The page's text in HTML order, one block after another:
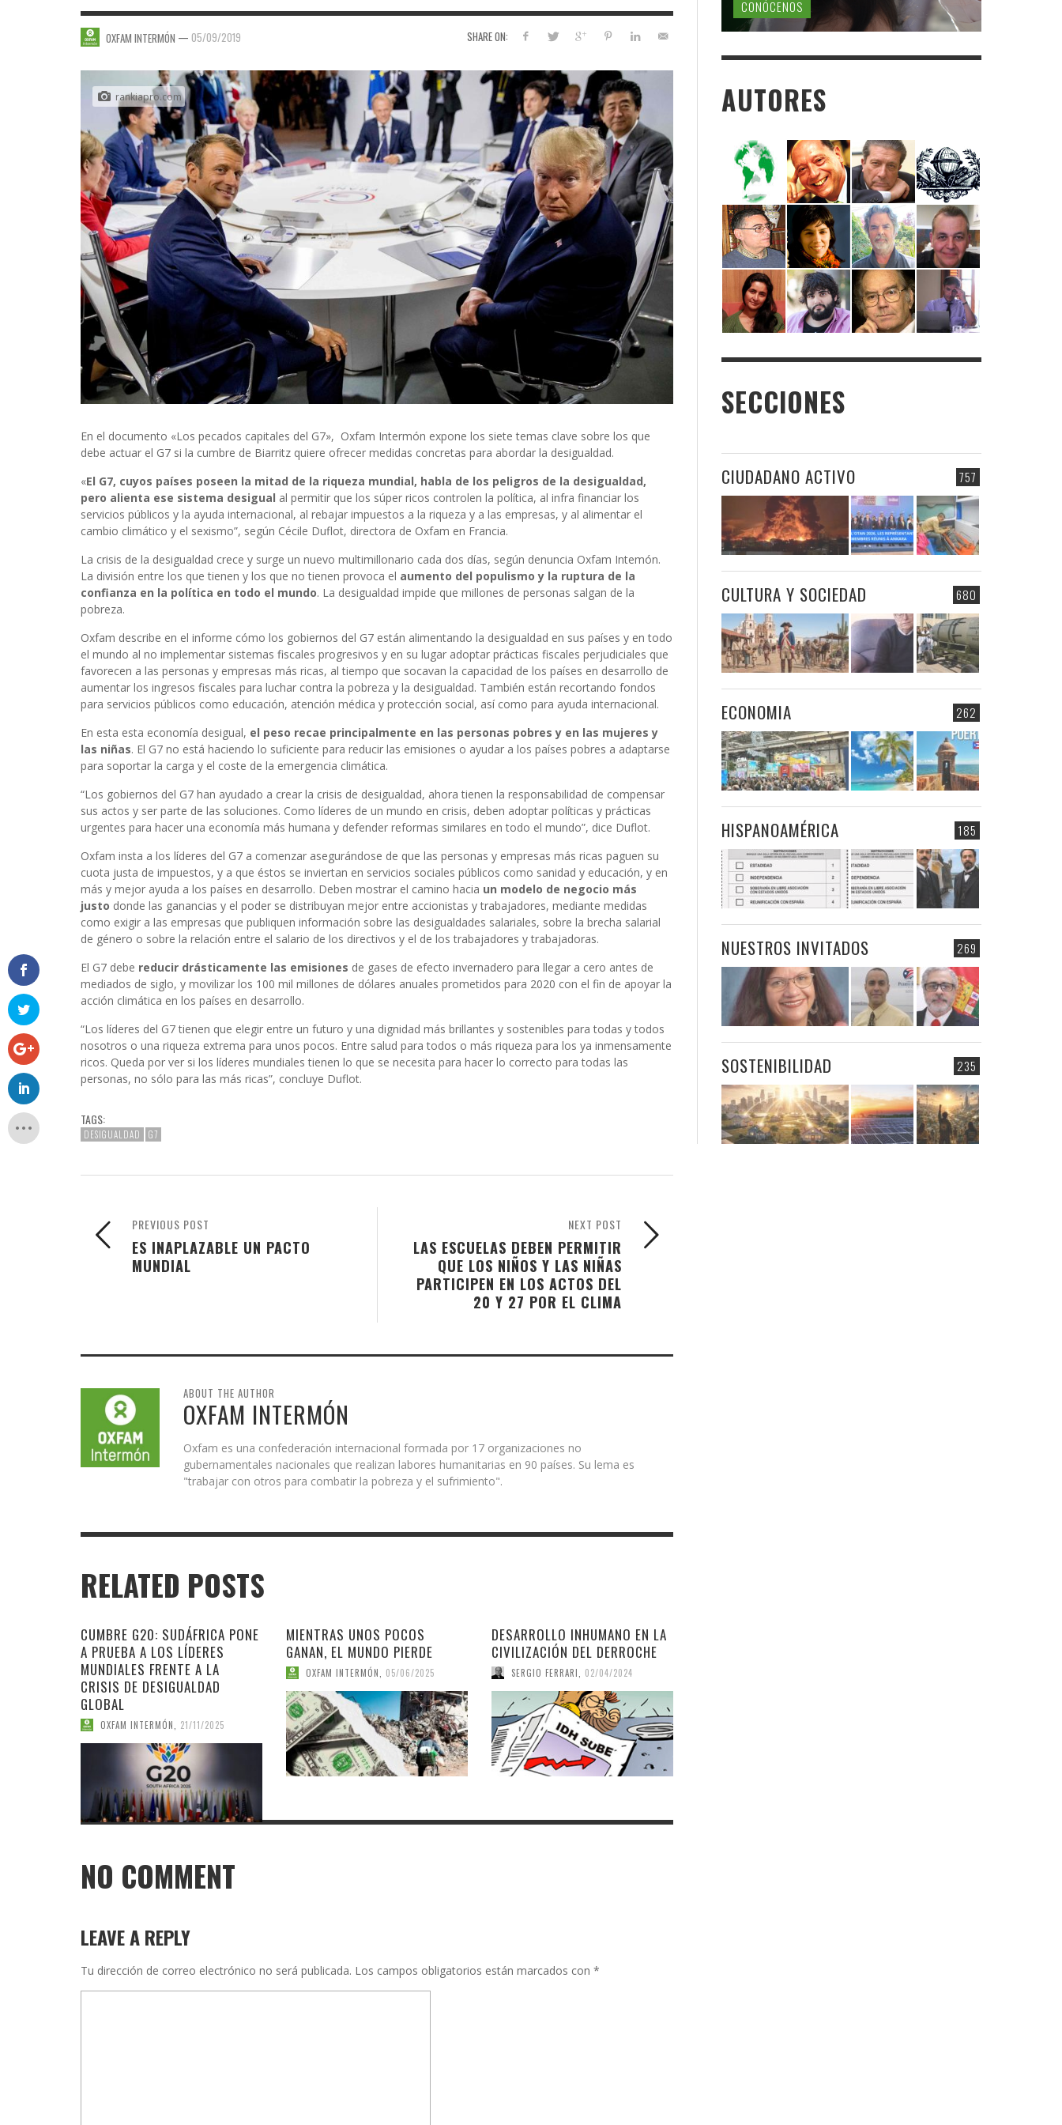
SHARE ON:
OXFAM INTERMÓN — 05/09/2019
rankiapro.com
En el documento «Los pecados capitales del G7», Oxfam Intermón expone los siete temas clave sobre los que
debe actuar el G7 si la cumbre de Biarritz quiere ofrecer medidas concretas para abordar la desigualdad.
«El G7, cuyos países poseen la mitad de la riqueza mundial, habla de los peligros de la desigualdad,
pero alienta ese sistema desigual al permitir que los súper ricos controlen la política, al infra financiar los
servicios públicos y la ayuda internacional, al rebajar impuestos a la riqueza y a las empresas, y al alimentar el
cambio climático y el sexismo”, según Cécile Duflot, directora de Oxfam en Francia.
La crisis de la desigualdad crece y surge un nuevo multimillonario cada dos días, según denuncia Oxfam Intemón.
La división entre los que tienen y los que no tienen provoca el aumento del populismo y la ruptura de la
confianza en la política en todo el mundo. La desigualdad impide que millones de personas salgan de la
pobreza.
Oxfam describe en el informe cómo los gobiernos del G7 están alimentando la desigualdad en sus países y en todo
el mundo al no implementar sistemas fiscales progresivos y en su lugar adoptar prácticas fiscales perjudiciales que
favorecen a las personas y empresas más ricas, al tiempo que socavan la capacidad de los países en desarrollo de
aumentar los ingresos fiscales para luchar contra la pobreza y la desigualdad. También están recortando fondos
para servicios públicos como educación, atención médica y protección social, así como para ayuda internacional.
En esta esta economía desigual, el peso recae principalmente en las personas pobres y en las mujeres y
las niñas. El G7 no está haciendo lo suficiente para reducir las emisiones o ayudar a los países pobres a adaptarse
para soportar la carga y el coste de la emergencia climática.
“Los gobiernos del G7 han ayudado a crear la crisis de desigualdad, ahora tienen la responsabilidad de compensar
sus actos y ser parte de las soluciones. Como líderes de un mundo en crisis, deben adoptar políticas y prácticas
urgentes para hacer una economía más humana y defender reformas similares en todo el mundo”, dice Duflot.
Oxfam insta a los líderes del G7 a comenzar asegurándose de que las personas y empresas más ricas paguen su
cuota justa de impuestos, y a que éstos se inviertan en servicios sociales públicos como sanidad y educación, y en
más y mejor ayuda a los países en desarrollo. Deben mostrar el camino hacia un modelo de negocio más
justo donde las ganancias y el poder se distribuyan mejor entre accionistas y trabajadores, mediante medidas
como exigir a las empresas que publiquen información sobre las desigualdades salariales, sobre la brecha salarial
de género o sobre la relación entre el salario de los directivos y el de los trabajadores y trabajadoras.
El G7 debe reducir drásticamente las emisiones de gases de efecto invernadero para llegar a cero antes de
mediados de siglo, y movilizar los 100 mil millones de dólares anuales prometidos para 2020 con el fin de apoyar la
acción climática en los países en desarrollo.
“Los líderes del G7 tienen que elegir entre un futuro y una dignidad más brillantes y sostenibles para todas y todos
nosotros o una riqueza extrema para unos pocos. Entre salud para todos o más riqueza para los ya inmensamente
ricos. Queda por ver si los líderes mundiales tienen lo que se necesita para hacer lo correcto para todas las
personas, no sólo para las más ricas”, concluye Duflot.
TAGS:
DESIGUALDAD G7
NEXT POST
LAS ESCUELAS DEBEN PERMITIR
QUE LOS NIÑOS Y LAS NIÑAS
PARTICIPEN EN LOS ACTOS DEL
20 Y 27 POR EL CLIMA
PREVIOUS POST
ES INAPLAZABLE UN PACTO
MUNDIAL
ABOUT THE AUTHOR
OXFAM INTERMÓN
Oxfam es una confederación internacional formada por 17 organizaciones no
gubernamentales nacionales que realizan labores humanitarias en 90 países. Su lema es
"trabajar con otros para combatir la pobreza y el sufrimiento".
RELATED POSTS
CUMBRE G20: SUDÁFRICA PONE
A PRUEBA A LOS LÍDERES
MUNDIALES FRENTE A LA
CRISIS DE DESIGUALDAD
GLOBAL
OXFAM INTERMÓN 21/11/2025
MIENTRAS UNOS POCOS
GANAN, EL MUNDO PIERDE
OXFAM INTERMÓN 05/06/2025
DESARROLLO INHUMANO EN LA
CIVILIZACIÓN DEL DERROCHE
SERGIO FERRARI 02/04/2024
NO COMMENT
LEAVE A REPLY
Tu dirección de correo electrónico no será publicada. Los campos obligatorios están marcados con *
CONÓCENOS
AUTORES
SECCIONES
757
CIUDADANO ACTIVO
680
CULTURA Y SOCIEDAD
262
ECONOMIA
185
HISPANOAMÉRICA
269
NUESTROS INVITADOS
235
SOSTENIBILIDAD